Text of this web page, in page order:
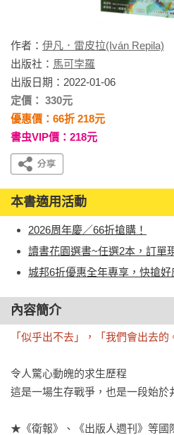
作者： 伊凡．雷皮拉(Iván Repila)
出版社： 馬可孛羅
出版日期：2022-01-06
定價： 330元
優惠價：66折 218元
書虫VIP價：218元
本書適用活動
2026周年慶／66折搶購！
讀書花園選書~任選2本，訂單
城邦6折優惠全年專享，快搶
內容簡介
「似乎出不去」，「我們會出去的
令人驚心動魄的求生歷程
這是一場生存戰爭，也是一段始於
★《衛報》、《出版人週刊》等國